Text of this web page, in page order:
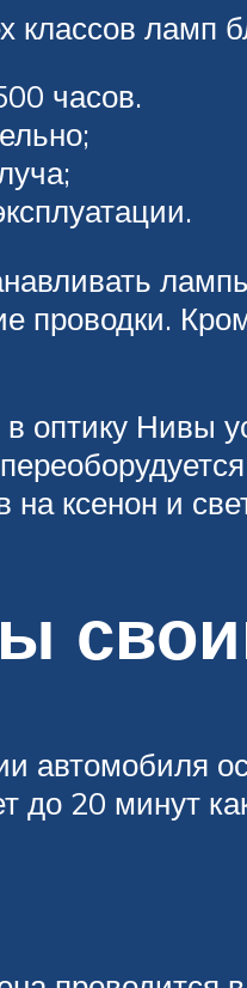
ламп
часов.
проводки.
в оптику Нивы
на ксенон и
автомобиля
20 минут